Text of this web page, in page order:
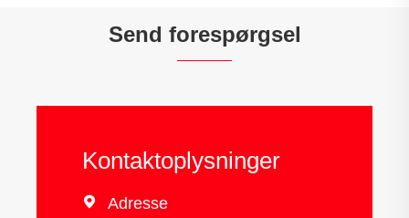
Send forespørgsel
Kontaktoplysninger
 Adresse